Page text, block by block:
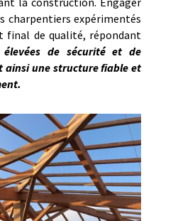
charpentiers expérimentés
final de qualité, répondant
de sécurité et de
une structure fiable et